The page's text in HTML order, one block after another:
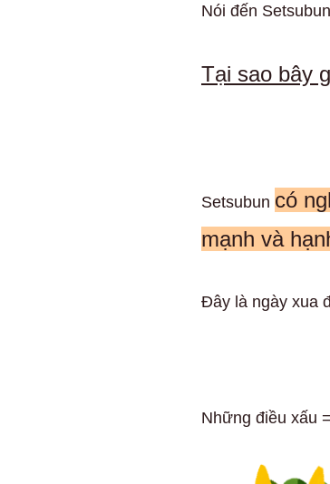
Nói đến
Tại sao bây
Setsubun có
mạnh và
Đây là ngày xua
Những điều xấu